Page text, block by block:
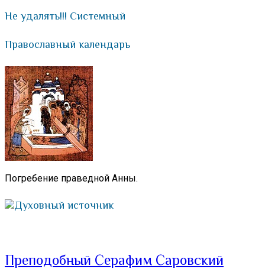
Не удалять!!! Системный
Православный календарь
Погребение праведной Анны.
Духовный источник
Преподобный Серафим Саровский